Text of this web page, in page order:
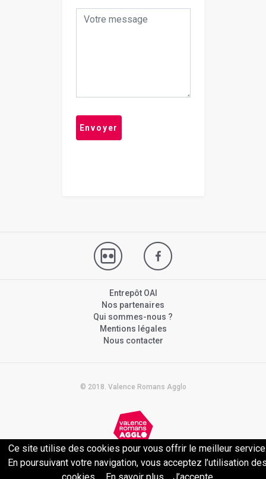
Entrepôt OAI
Nos partenaires
Qui sommes-nous ?
Mentions légales
Nous contacter
© 2018. Valence Romans Agglo
Politique de confidentialité
Ce site utilise des cookies pour vous offrir le meilleur
En poursuivant votre navigation, vous acceptez l’utilisation